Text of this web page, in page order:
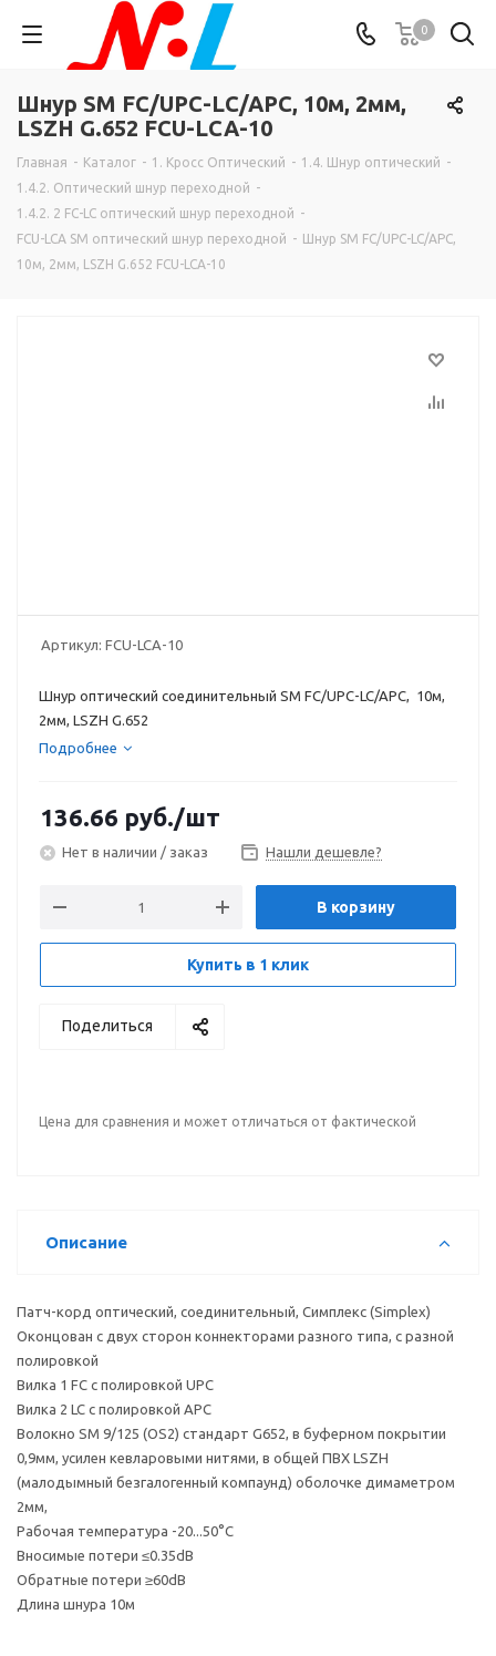
0
Шнур SM FC/UPC-LC/APC, 10м, 2мм,
LSZH G.652 FCU-LCA-10
Главная - Каталог - 1. Кросс Оптический - 1.4. Шнур оптический -
1.4.2. Оптический шнур переходной -
1.4.2. 2 FC-LC оптический шнур переходной -
FCU-LCA SM оптический шнур переходной - Шнур SM FC/UPC-LC/APC,
10м, 2мм, LSZH G.652 FCU-LCA-10
Артикул: FCU-LCA-10
Шнур оптический соединительный SM FC/UPC-LC/APC, 10м,
2мм, LSZH G.652
Подробнее
136.66 руб./шт
Нет в наличии / заказ Нашли дешевле?
В корзину
Купить в 1 клик
Поделиться
Цена для сравнения и может отличаться от фактической
Описание
Патч-корд оптический, соединительный, Симплекс (Simplex)
Оконцован с двух сторон коннекторами разного типа, с разной
полировкой
Вилка 1 FC с полировкой UPC
Вилка 2 LC с полировкой APC
Волокно SM 9/125 (OS2) стандарт G652, в буферном покрытии
0,9мм, усилен кевларовыми нитями, в общей ПВХ LSZH
(малодымный безгалогенный компаунд) оболочке димаметром
2мм,
Рабочая температура -20...50°С
Вносимые потери ≤0.35dB
Обратные потери ≥60dB
Длина шнура 10м